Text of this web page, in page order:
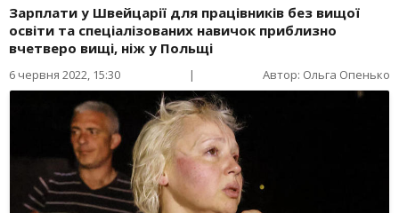
Зарплати у Швейцарії для працівників без вищої
освіти та спеціалізованих навичок приблизно
вчетверо вищі, ніж у Польщі
6 червня 2022, 15:30 | Автор: Ольга Опенько